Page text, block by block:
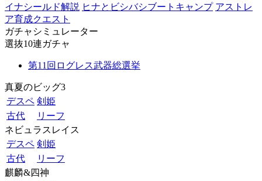
イナシールド解説 ヒナとビシバシブートキャンプ アストレ
ア育成クエスト
ガチャシミュレーター
選抜10連ガチャ
第11回ログレス武器総選挙
真夏のビッグ3
デスペ 剣姫
古代
リーフ
ネビュラスレイス
デスペ 剣姫
古代
リーフ
麒麟&四神